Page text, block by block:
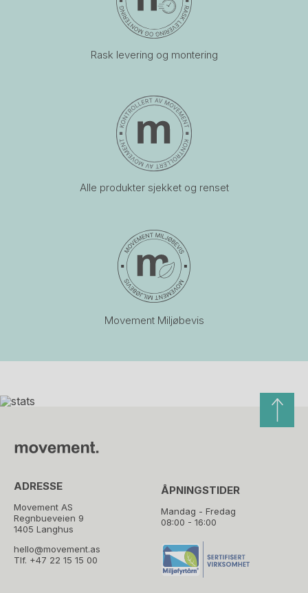
Rask levering og montering
Alle produkter sjekket og renset
Movement Miljøbevis
ADRESSE
Movement AS
Regnbueveien 9
1405 Langhus
hello@movement.as
Tlf. +47 22 15 15 00
ÅPNINGSTIDER
Mandag - Fredag
08:00 - 16:00